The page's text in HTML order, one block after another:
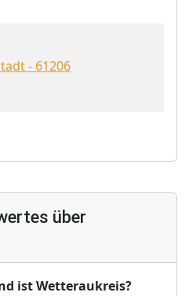
- 61206
über
ist Wetteraukreis?